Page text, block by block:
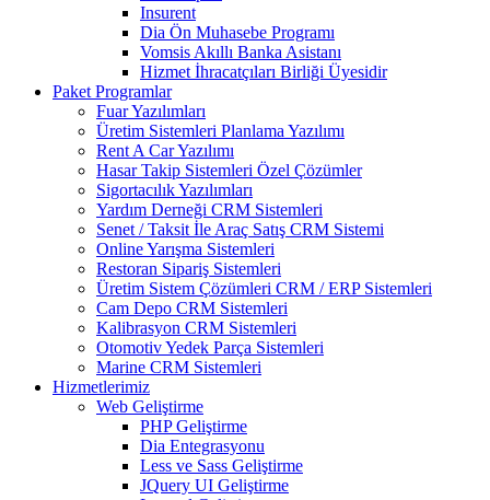
Insurent
Dia Ön Muhasebe Programı
Vomsis Akıllı Banka Asistanı
Hizmet İhracatçıları Birliği Üyesidir
Paket Programlar
Fuar Yazılımları
Üretim Sistemleri Planlama Yazılımı
Rent A Car Yazılımı
Hasar Takip Sistemleri Özel Çözümler
Sigortacılık Yazılımları
Yardım Derneği CRM Sistemleri
Senet / Taksit İle Araç Satış CRM Sistemi
Online Yarışma Sistemleri
Restoran Sipariş Sistemleri
Üretim Sistem Çözümleri CRM / ERP Sistemleri
Cam Depo CRM Sistemleri
Kalibrasyon CRM Sistemleri
Otomotiv Yedek Parça Sistemleri
Marine CRM Sistemleri
Hizmetlerimiz
Web Geliştirme
PHP Geliştirme
Dia Entegrasyonu
Less ve Sass Geliştirme
JQuery UI Geliştirme